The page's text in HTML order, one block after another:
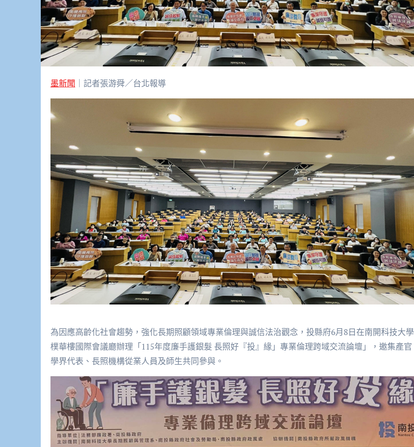
墨新聞 ｜記者張游舜／台北報導
為因應高齡化社會趨勢，強化長期照顧領域專業倫理與誠信法治觀念，投縣府6月8日在南開科技大學
樸華樓國際會議廳辦理「115年度廉手護銀髮 長照好『投』緣」專業倫理跨域交流論壇」，邀集產官
學界代表、長照機構從業人員及師生共同參與。